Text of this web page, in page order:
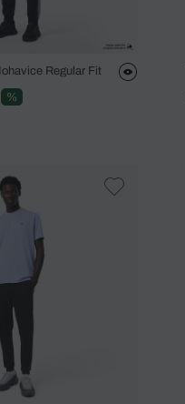
Regular Fit
%